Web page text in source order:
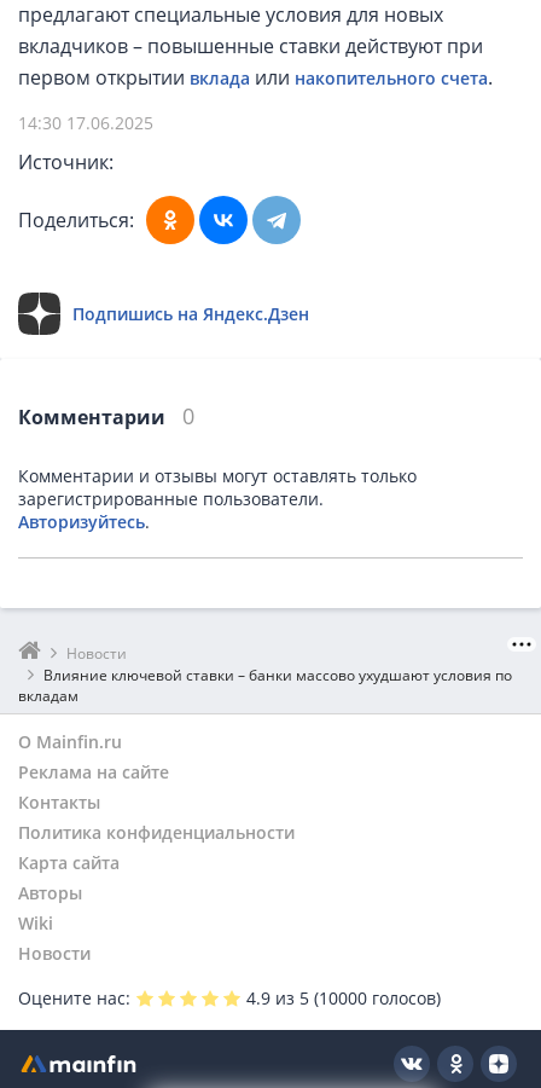
предлагают специальные условия для новых
вкладчиков – повышенные ставки действуют при
первом открытии вклада или накопительного счета.
14:30 17.06.2025
Источник:
Поделиться:
Подпишись на Яндекс.Дзен
Комментарии 0
Комментарии и отзывы могут оставлять только
зарегистрированные пользователи.
Авторизуйтесь.
Новости
Влияние ключевой ставки – банки массово ухудшают условия по
вкладам
О Mainfin.ru
Реклама на сайте
Контакты
Политика конфиденциальности
Карта сайта
Авторы
Wiki
Новости
Оцените нас:
4.9 из 5 (10000 голосов)